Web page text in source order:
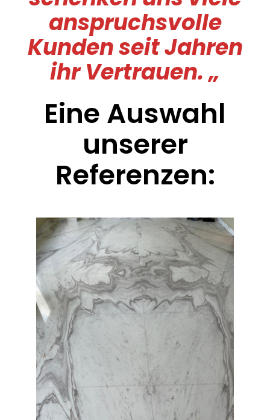
anspruchsvolle
Kunden seit Jahren
ihr Vertrauen. „
Eine Auswahl
unserer
Referenzen: